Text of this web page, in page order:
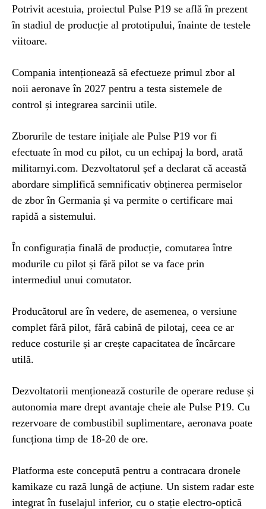
Potrivit acestuia, proiectul Pulse P19 se află în prezent
în stadiul de producție al prototipului, înainte de testele
viitoare.
Compania intenționează să efectueze primul zbor al
noii aeronave în 2027 pentru a testa sistemele de
control și integrarea sarcinii utile.
Zborurile de testare inițiale ale Pulse P19 vor fi
efectuate în mod cu pilot, cu un echipaj la bord, arată
militarnyi.com. Dezvoltatorul șef a declarat că această
abordare simplifică semnificativ obținerea permiselor
de zbor în Germania și va permite o certificare mai
rapidă a sistemului.
În configurația finală de producție, comutarea între
modurile cu pilot și fără pilot se va face prin
intermediul unui comutator.
Producătorul are în vedere, de asemenea, o versiune
complet fără pilot, fără cabină de pilotaj, ceea ce ar
reduce costurile și ar crește capacitatea de încărcare
utilă.
Dezvoltatorii menționează costurile de operare reduse și
autonomia mare drept avantaje cheie ale Pulse P19. Cu
rezervoare de combustibil suplimentare, aeronava poate
funcționa timp de 18-20 de ore.
Platforma este concepută pentru a contracara dronele
kamikaze cu rază lungă de acțiune. Un sistem radar este
integrat în fuselajul inferior, cu o stație electro-optică